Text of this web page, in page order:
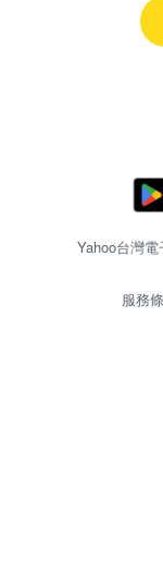
Yahoo台灣
服務